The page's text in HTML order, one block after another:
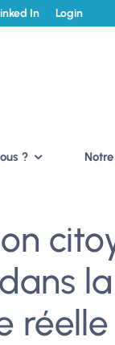
In Login
?
réelle